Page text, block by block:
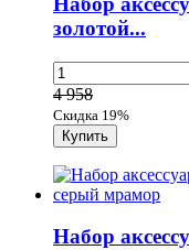
золотой...
4 958
Скидка 19%
Набор